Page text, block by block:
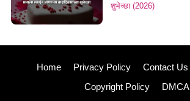
शुभेच्छा​ (2026)
Home Privacy Policy Contact Us
Copyright Policy
DMCA